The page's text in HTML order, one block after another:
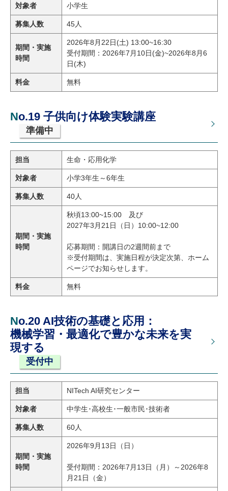
対象者 小学生
募集人数 45人
期間・実施
時間
2026年8月22日(土) 13:00~16:30
受付期間：2026年7月10日(金)~2026年8月6
日(木)
料金 無料
No.19 子供向け体験実験講座
準備中
担当 生命・応用化学
対象者 小学3年生～6年生
募集人数 40人
期間・実施
時間
秋頃13:00~15:00 及び
2027年3月21日（日）10:00~12:00
応募期間：開講日の2週間前まで
※受付期間は、実施日程が決定次第、ホーム
ページでお知らせします。
料金 無料
No.20 AI技術の基礎と応用：
機械学習・最適化で豊かな未来を実
現する
受付中
担当 NITech AI研究センター
対象者 中学生･高校生･一般市民･技術者
募集人数 60人
期間・実施
時間
2026年9月13日（日）
受付期間：2026年7月13日（月）～2026年8
月21日（金）